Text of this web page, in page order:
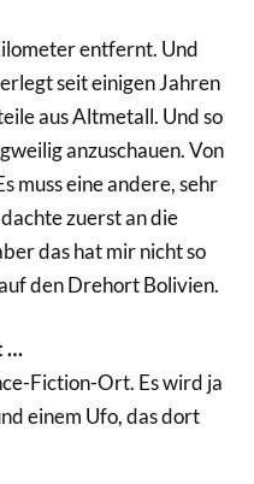
entfernt. Und
seit einigen Jahren
aus Altmetall. Und so
anzuschauen. Von
muss eine andere, sehr
zuerst an die
das hat mir nicht so
den Drehort Bolivien.
…
Fiction-Ort. Es wird ja
einem Ufo, das dort